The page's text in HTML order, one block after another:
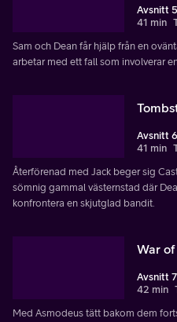
Avsnitt 5
41 min
Sam och Dean får hjälp från en
arbetar med ett fall som involverar
Avsnitt 6
41 min
Återförenad med Jack beger sig
sömnig gammal västernstad där
konfrontera en skjutglad bandit.
War
Avsnitt 7
42 min
Med Asmodeus tätt bakom dem